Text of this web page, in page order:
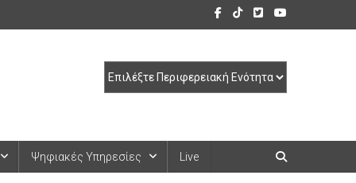
Ψηφιακές Υπηρεσίες Live